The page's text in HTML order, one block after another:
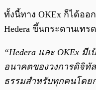
ทั้งนี้ทาง OKEx ก็ได้ออ
Hedera ขึ้นกระดานเทร
“Hedera และ OKEx มี
อนาคตของวงการดิจิทั
ธรรมสำหรับทุกคนโดย